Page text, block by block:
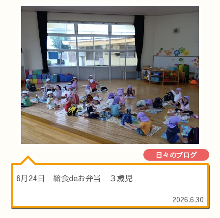
日々のブログ
6月24日 給食deお弁当 ３歳児
2026.6.30